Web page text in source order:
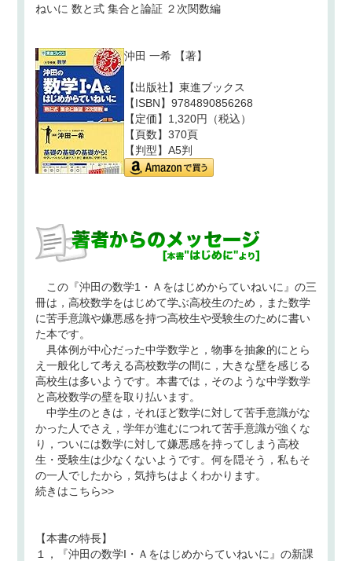
ねいに 数と式 集合と論証 ２次関数編
沖田 一希【著】
【出版社】東進ブックス
【ISBN】9784890856268
【定価】1,320円（税込）
【頁数】370頁
【判型】A5判
この『沖田の数学1・Ａをはじめからていねいに』の三
冊は，高校数学をはじめて学ぶ高校生のため，また数学
に苦手意識や嫌悪感を持つ高校生や受験生のために書い
た本です。
具体例が中心だった中学数学と，物事を抽象的にとら
え一般化して考える高校数学の間に，大きな壁を感じる
高校生は多いようです。本書では，そのような中学数学
と高校数学の壁を取り払います。
中学生のときは，それほど数学に対して苦手意識がな
かった人でさえ，学年が進むにつれて苦手意識が強くな
り，ついには数学に対して嫌悪感を持ってしまう高校
生・受験生は少なくないようです。何を隠そう，私もそ
の一人でしたから，気持ちはよくわかります。
続きはこちら>>
【本書の特長】
１，『沖田の数学I・Ａをはじめからていねいに』の新課